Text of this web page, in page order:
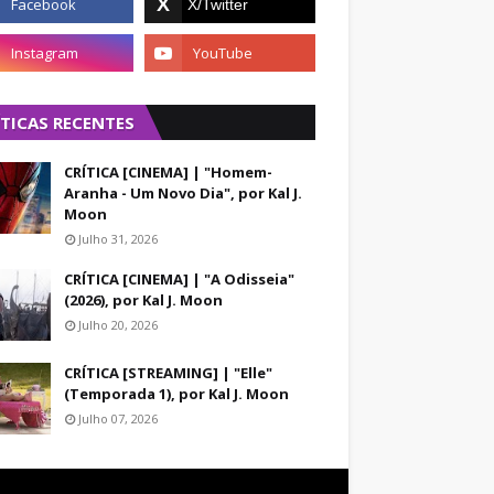
RECENTES
CRÍTICA [CINEMA] | "Homem-
Aranha - Um Novo Dia", por Kal J.
Moon
Julho 31, 2026
CRÍTICA [CINEMA] | "A Odisseia"
(2026), por Kal J. Moon
Julho 20, 2026
CRÍTICA [STREAMING] | "Elle"
(Temporada 1), por Kal J. Moon
Julho 07, 2026